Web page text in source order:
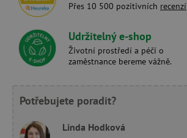
Přes 10 500 pozitivních recenzí
Udržitelný e-shop
Životní prostředí a péči o
zaměstnance bereme vážně.
Potřebujete poradit?
Linda Hodková